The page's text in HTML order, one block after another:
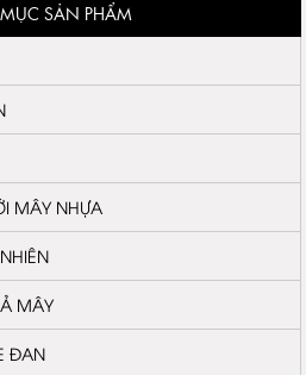
SẢN PHẨM
MÂY NHỰA
MÂY
ĐAN